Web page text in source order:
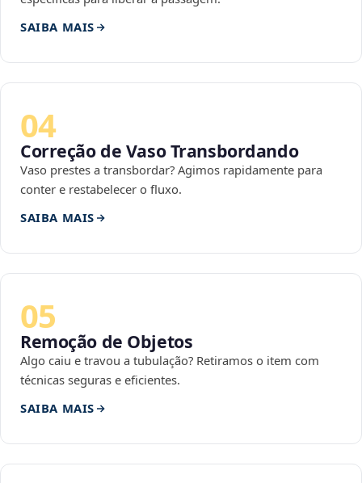
SAIBA MAIS
04
Correção de Vaso Transbordando
Vaso prestes a transbordar? Agimos rapidamente para
conter e restabelecer o fluxo.
SAIBA MAIS
05
Remoção de Objetos
Algo caiu e travou a tubulação? Retiramos o item com
técnicas seguras e eficientes.
SAIBA MAIS